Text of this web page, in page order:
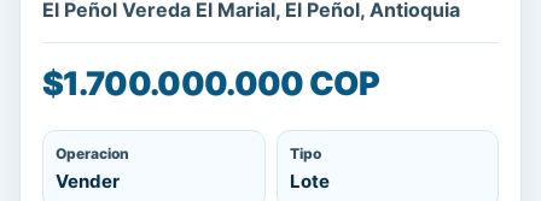
El Peñol Vereda El Marial, El Peñol, Antioquia
$1.700.000.000 COP
Operacion
Vender
Tipo
Lote